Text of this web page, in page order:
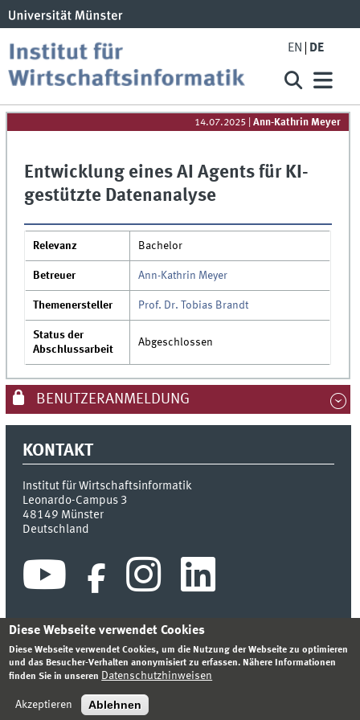
EN DE
14.07.2025 |Ann-Kathrin Meyer
Entwicklung eines AI Agents für KI-
gestützte Datenanalyse
Relevanz Bachelor
Betreuer Ann-Kathrin Meyer
Themenersteller Prof. Dr. Tobias Brandt
Status der
Abschlussarbeit
Abgeschlossen
BENUTZERANMELDUNG
KONTAKT
Institut für Wirtschaftsinformatik
Leonardo-Campus 3
48149 Münster
Deutschland
INDEX SITEMAP KONTAKT ANMELDEN
IMPRESSUM
DATENSCHUTZHINWEIS
© 2026 INSTITUT FÜR WIRTSCHAFTSINFORMATIK
Diese Webseite verwendet Cookies
Diese Webseite verwendet Cookies, um die Nutzung der Webseite zu optimieren
und das Besucher-Verhalten anonymisiert zu erfassen. Nähere Informationen
finden Sie in unseren Datenschutzhinweisen
Akzeptieren Ablehnen